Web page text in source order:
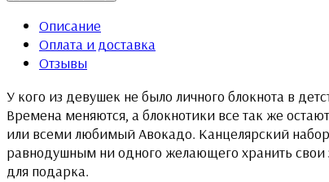
Описание
Оплата и доставка
Отзывы
У кого из девушек не было личного блокнота в
Времена меняются, а блокнотики все так же
или всеми любимый Авокадо. Канцелярский набор
равнодушным ни одного желающего хранить свои
для подарка.